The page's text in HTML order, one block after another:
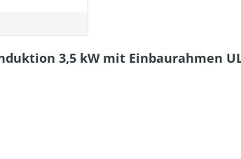
3,5 kW mit Einbaurahmen